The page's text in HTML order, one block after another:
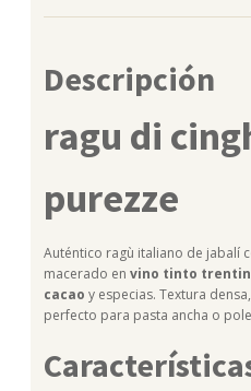
Descripción
ragu di
purezze
Auténtico ragù italiano de jabalí
macerado en vino tinto
cacao y especias. Textura
perfecto para pasta ancha o